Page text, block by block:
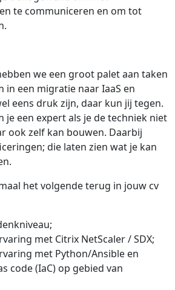
te communiceren en om tot
we een groot palet aan taken
in een migratie naar IaaS en
eens druk zijn, daar kun jij tegen.
je een expert als je de techniek niet
ook zelf kan bouwen. Daarbij
die laten zien wat je kan
het volgende terug in jouw cv
met Citrix NetScaler / SDX;
met Python/Ansible en
code (IaC) op gebied van